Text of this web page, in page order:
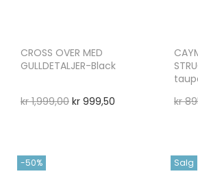
CROSS OVER MED
GULLDETALJER-Black
kr1,999,00 kr 999,50
kr
-50% Salg